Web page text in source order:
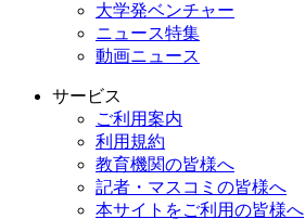
大学発ベンチャー
ニュース特集
動画ニュース
サービス
ご利用案内
利用規約
教育機関の皆様へ
記者・マスコミの皆様へ
本サイトをご利用の皆様へ